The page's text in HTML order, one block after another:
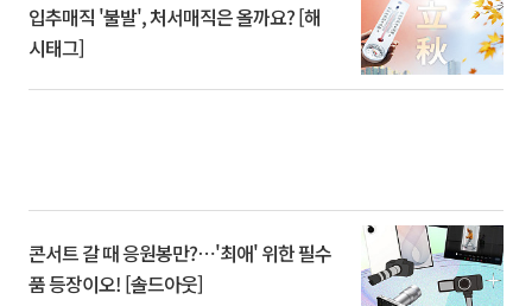
입추매직 '불발', 처서매직은 올까요? [해
시태그]
콘서트 갈 때 응원봉만?⋯'최애' 위한 필수
품 등장이오! [솔드아웃]